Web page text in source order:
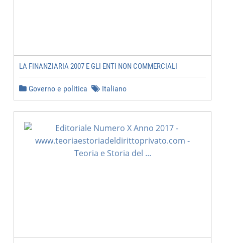
LA FINANZIARIA 2007 E GLI ENTI NON COMMERCIALI
Governo e politica Italiano